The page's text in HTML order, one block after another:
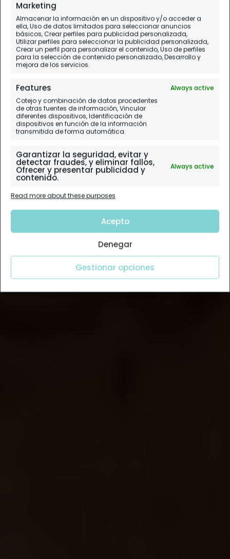
Marketing
Almacenar la información en un dispositivo y/o acceder a
ella, Uso de datos limitados para seleccionar anuncios
básicos, Crear perfiles para publicidad personalizada,
Utilizar perfiles para seleccionar la publicidad personalizada,
Crear un perfil para personalizar el contenido, Uso de perfiles
para la selección de contenido personalizado, Desarrollo y
mejora de los servicios.
Features
Always active
Cotejo y combinación de datos procedentes
de otras fuentes de información, Vincular
diferentes dispositivos, Identificación de
dispositivos en función de la información
transmitida de forma automática.
Garantizar la seguridad, evitar y
detectar fraudes, y eliminar fallos,
Ofrecer y presentar publicidad y
contenido.
Always active
Read more about these purposes
Acepto
Denegar
Gestionar opciones